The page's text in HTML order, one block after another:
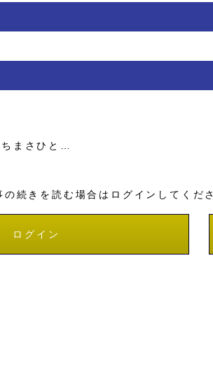
まさひと…
の続きを読む場合はログインしてくだ
ログイン